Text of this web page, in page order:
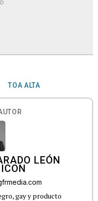
TOA ALTA
LEÓN
gay y producto